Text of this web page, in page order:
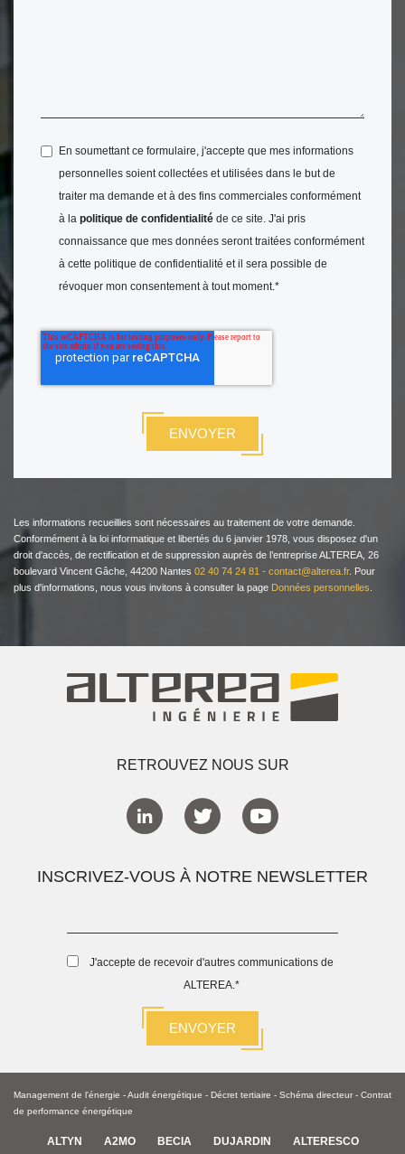
En soumettant ce formulaire, j'accepte que mes informations
personnelles soient collectées et utilisées dans le but de
traiter ma demande et à des fins commerciales conformément
à la politique de confidentialité de ce site. J'ai pris
connaissance que mes données seront traitées conformément
à cette politique de confidentialité et il sera possible de
révoquer mon consentement à tout moment.*
Les informations recueillies sont nécessaires au traitement de votre demande.
Conformément à la loi informatique et libertés du 6 janvier 1978, vous disposez d'un
droit d'accès, de rectification et de suppression auprès de l’entreprise ALTEREA, 26
boulevard Vincent Gâche, 44200 Nantes 02 40 74 24 81 - contact@alterea.fr. Pour
plus d'informations, nous vous invitons à consulter la page Données personnelles
RETROUVEZ NOUS SUR
INSCRIVEZ-VOUS À NOTRE NEWSLETTER
J'accepte de recevoir d'autres communications de
ALTEREA. *
Management de l'énergie -Audit énergétique - Décret tertiaire - Schéma directeur - Contrat
de performance énergétique
ALTYN A2MO BECIA DUJARDIN ALTERESCO